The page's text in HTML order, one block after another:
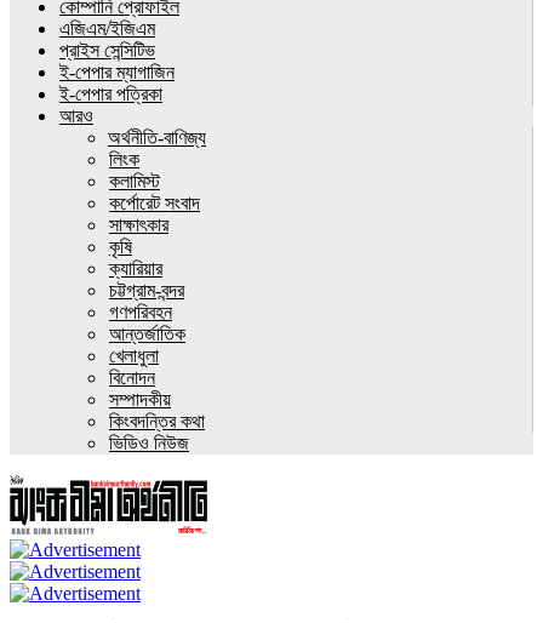
কোম্পানি প্রোফাইল
এজিএম/ইজিএম
প্রাইস সেন্সিটিভ
ই-পেপার ম্যাগাজিন
ই-পেপার পত্রিকা
আরও
অর্থনীতি-বাণিজ্য
লিংক
কলামিস্ট
কর্পোরেট সংবাদ
সাক্ষাৎকার
কৃষি
ক্যারিয়ার
চট্টগ্রাম-বন্দর
গণপরিবহন
আন্তর্জাতিক
খেলাধুলা
বিনোদন
সম্পাদকীয়
কিংবদন্তির কথা
ভিডিও নিউজ